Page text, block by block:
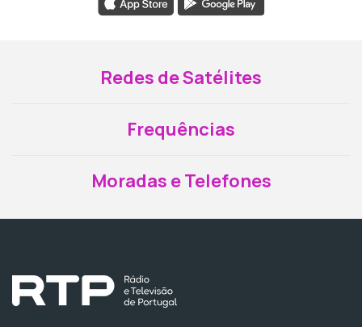
Redes de Satélites
Frequências
Moradas e Telefones